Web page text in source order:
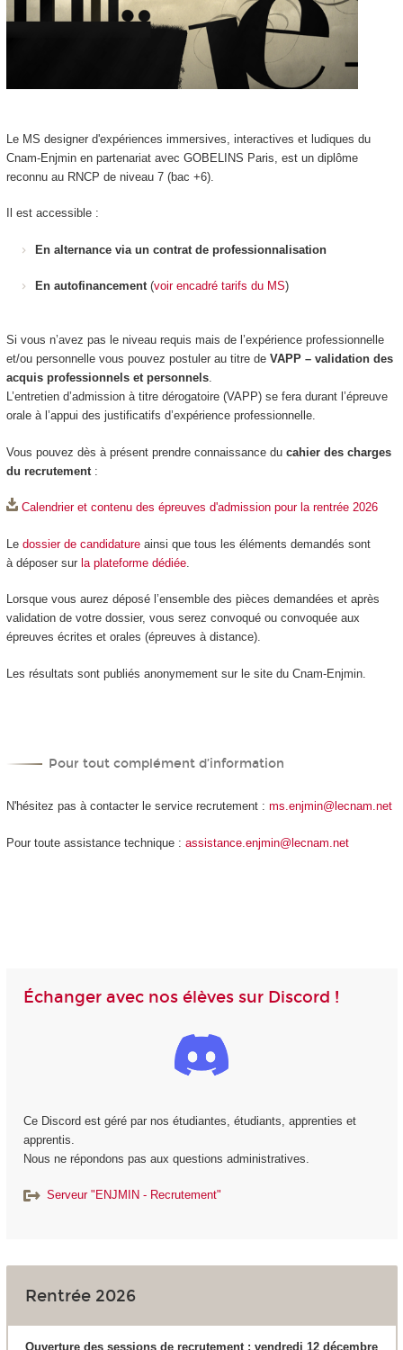
Le MS designer d'expériences immersives, interactives et ludiques du
Cnam-Enjmin en partenariat avec GOBELINS Paris, est un diplôme
reconnu au RNCP de niveau 7 (bac +6).
Il est accessible :
En alternance via un contrat de professionnalisation
En autofinancement (voir encadré tarifs du MS)
Si vous n’avez pas le niveau requis mais de l’expérience professionnelle
et/ou personnelle vous pouvez postuler au titre de VAPP – validation des
acquis professionnels et personnels.
L’entretien d’admission à titre dérogatoire (VAPP) se fera durant l’épreuve
orale à l’appui des justificatifs d’expérience professionnelle.
Vous pouvez dès à présent prendre connaissance du cahier des charges
du recrutement:
Calendrier et contenu des épreuves d'admission pour la rentrée 2026
Le dossier de candidatureainsi que tous les éléments demandés sont
à déposer sur la plateforme dédiée.
Lorsque vous aurez déposé l’ensemble des pièces demandées et après
validation de votre dossier, vous serez convoqué ou convoquée aux
épreuves écrites et orales (épreuves à distance).
Les résultats sont publiés anonymement sur le site du Cnam-Enjmin.
Pour tout complément d’information
N'hésitez pas à contacter le service recrutement : ms.enjmin@lecnam.net
Pour toute assistance technique : assistance.enjmin@lecnam.net
Échanger avec nos élèves sur Discord !
Ce Discord est géré par nos étudiantes, étudiants, apprenties et
apprentis.
Nous ne répondons pas aux questions administratives.
Serveur "ENJMIN - Recrutement"
Rentrée 2026
Ouverture des sessions de recrutement : vendredi 12 décembre